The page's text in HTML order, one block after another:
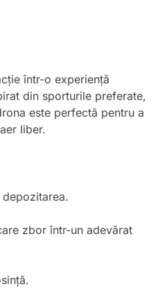
într-o experiență
din sporturile preferate,
este perfectă pentru a
liber.
zbor într-un adevărat